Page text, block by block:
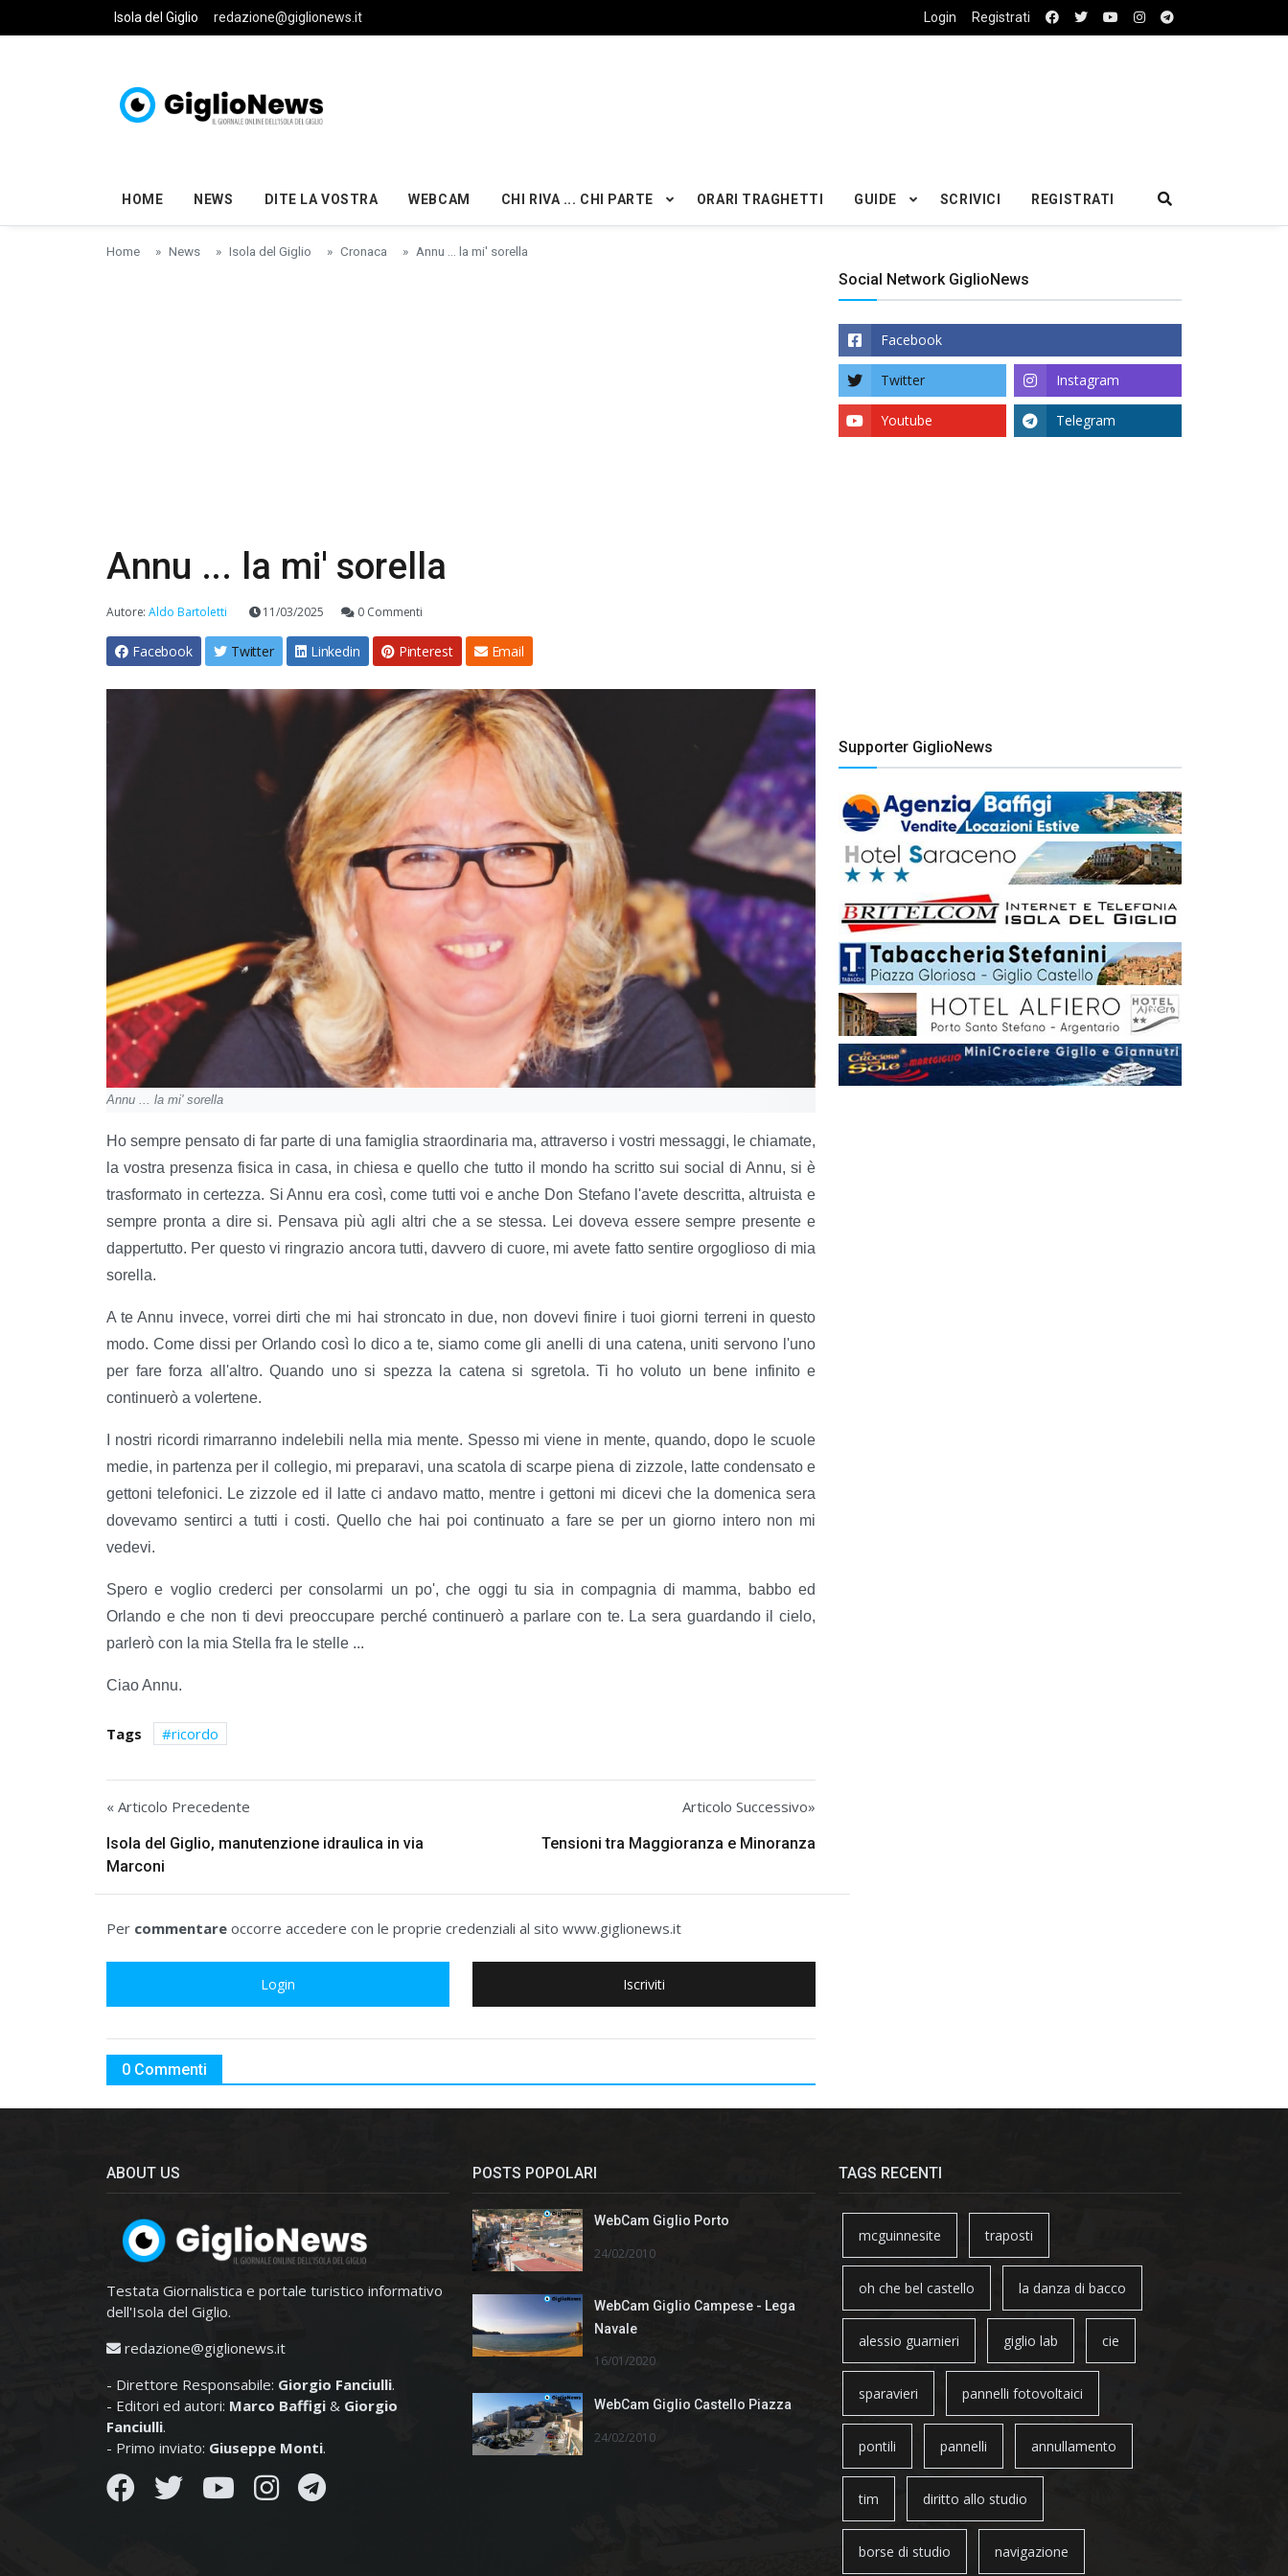
Skip to main content
Isola del Giglio redazione@giglionews.it Login Registrati
HOME NEWS DITE LA VOSTRA WEBCAM CHI RIVA ... CHI PARTE ORARI TRAGHETTI GUIDE SCRIVICI REGISTRATI
Home News Isola del Giglio Cronaca Annu ... la mi' sorella
Annu ... la mi' sorella
Autore:Aldo Bartoletti 11/03/2025 0 Commenti
Facebook Twitter Linkedin Pinterest Email
Annu ... la mi' sorella
Ho sempre pensato di far parte di una famiglia straordinaria ma, attraverso i vostri messaggi, le chiamate,
la vostra presenza fisica in casa, in chiesa e quello che tutto il mondo ha scritto sui social di Annu, si è
trasformato in certezza. Si Annu era così, come tutti voi e anche Don Stefano l'avete descritta, altruista e
sempre pronta a dire si. Pensava più agli altri che a se stessa. Lei doveva essere sempre presente e
dappertutto. Per questo vi ringrazio ancora tutti, davvero di cuore, mi avete fatto sentire orgoglioso di mia
sorella.
A te Annu invece, vorrei dirti che mi hai stroncato in due, non dovevi finire i tuoi giorni terreni in questo
modo. Come dissi per Orlando così lo dico a te, siamo come gli anelli di una catena, uniti servono l'uno
per fare forza all'altro. Quando uno si spezza la catena si sgretola. Ti ho voluto un bene infinito e
continuerò a volertene.
I nostri ricordi rimarranno indelebili nella mia mente. Spesso mi viene in mente, quando, dopo le scuole
medie, in partenza per il collegio, mi preparavi, una scatola di scarpe piena di zizzole, latte condensato e
gettoni telefonici. Le zizzole ed il latte ci andavo matto, mentre i gettoni mi dicevi che la domenica sera
dovevamo sentirci a tutti i costi. Quello che hai poi continuato a fare se per un giorno intero non mi
vedevi.
Spero e voglio crederci per consolarmi un po', che oggi tu sia in compagnia di mamma, babbo ed
Orlando e che non ti devi preoccupare perché continuerò a parlare con te. La sera guardando il cielo,
parlerò con la mia Stella fra le stelle ...
Ciao Annu.
Tags ricordo
« Articolo Precedente
Isola del Giglio, manutenzione idraulica in via
Marconi
Articolo Successivo»
Tensioni tra Maggioranza e Minoranza
Per commentare occorre accedere con le proprie credenziali al sito www.giglionews.it
Login Iscriviti
0 Commenti
Social Network GiglioNews
Facebook
Twitter Instagram
Youtube Telegram
Supporter GiglioNews
ABOUT US
Testata Giornalistica e portale turistico informativo
dell'Isola del Giglio.
redazione@giglionews.it
- Direttore Responsabile: Giorgio Fanciulli.
- Editori ed autori: Marco Baffigi & Giorgio
Fanciulli.
- Primo inviato: Giuseppe Monti.
POSTS POPOLARI
WebCam Giglio Porto
24/02/2010
WebCam Giglio Campese - Lega
Navale
16/01/2020
WebCam Giglio Castello Piazza
24/02/2010
TAGS RECENTI
mcguinnesite traposti
oh che bel castello la danza di bacco
alessio guarnieri giglio lab cie
sparavieri pannelli fotovoltaici
pontili pannelli annullamento
tim diritto allo studio
borse di studio navigazione